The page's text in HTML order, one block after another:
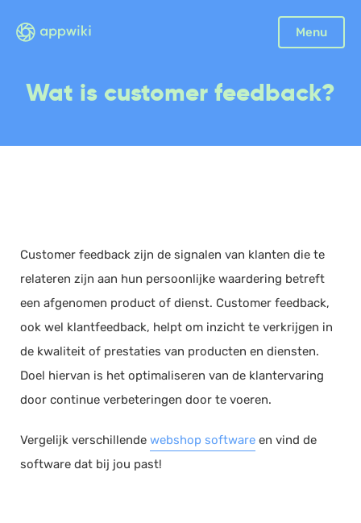
Menu
Sluiten
Facturatie
Scan en herken
CRM
Sales
Urenregistratie
Offerte
Documentmanagement
Workflowmanagement
Planning
Wat is customer feedback?
Customer feedback zijn de signalen van klanten die te
relateren zijn aan hun persoonlijke waardering betreft
een afgenomen product of dienst. Customer feedback,
ook wel klantfeedback, helpt om inzicht te verkrijgen in
de kwaliteit of prestaties van producten en diensten.
Doel hiervan is het optimaliseren van de klantervaring
door continue verbeteringen door te voeren.
Vergelijk verschillende webshop software en vind de
software dat bij jou past!